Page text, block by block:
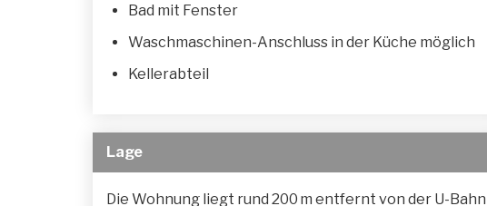
Bad mit Fenster
Waschmaschinen-Anschluss in der Küche möglich
Kellerabteil
Lage
Die Wohnung liegt rund 200 m entfernt von der U-Bahn